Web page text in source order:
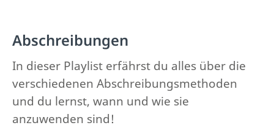
Abschreibungen
In dieser Playlist erfährst du alles über die
verschiedenen Abschreibungsmethoden
und du lernst, wann und wie sie
anzuwenden sind!